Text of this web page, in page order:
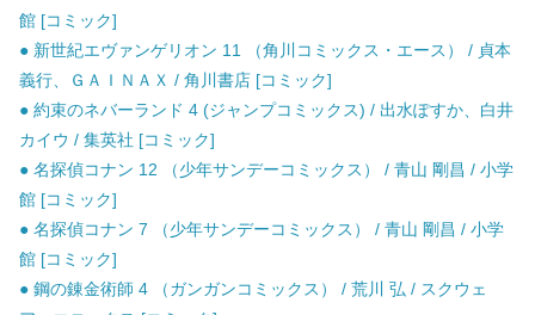
館 [コミック]
● 新世紀エヴァンゲリオン 11 （角川コミックス・エース） / 貞本
義行、ＧＡＩＮＡＸ / 角川書店 [コミック]
● 約束のネバーランド 4 (ジャンプコミックス) / 出水ぽすか、白井
カイウ / 集英社 [コミック]
● 名探偵コナン 12 （少年サンデーコミックス） / 青山 剛昌 / 小学
館 [コミック]
● 名探偵コナン 7 （少年サンデーコミックス） / 青山 剛昌 / 小学
館 [コミック]
● 鋼の錬金術師 4 （ガンガンコミックス） / 荒川 弘 / スクウェ